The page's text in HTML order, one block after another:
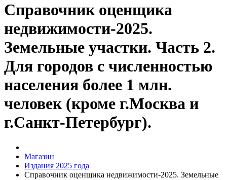
Справочник оценщика
недвижимости-2025.
Земельные участки. Часть 2.
Для городов с численностью
населения более 1 млн.
человек (кроме г.Москва и
г.Санкт-Петербург).
Магазин
Издания 2025 года
Справочник оценщика недвижимости-2025. Земельные